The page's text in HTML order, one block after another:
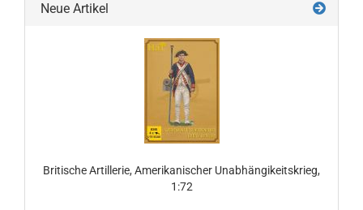
Neue Artikel
Britische Artillerie, Amerikanischer Unabhängikeitskrieg,
1:72